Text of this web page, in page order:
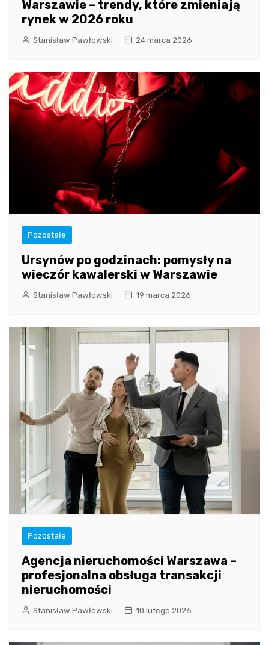
Warszawie – trendy, które zmieniają
rynek w 2026 roku
Stanisław Pawłowski 24 marca 2026
Pozostałe
Ursynów po godzinach: pomysły na
wieczór kawalerski w Warszawie
Stanisław Pawłowski 19 marca 2026
Pozostałe
Agencja nieruchomości Warszawa –
profesjonalna obsługa transakcji
nieruchomości
Stanisław Pawłowski 10 lutego 2026